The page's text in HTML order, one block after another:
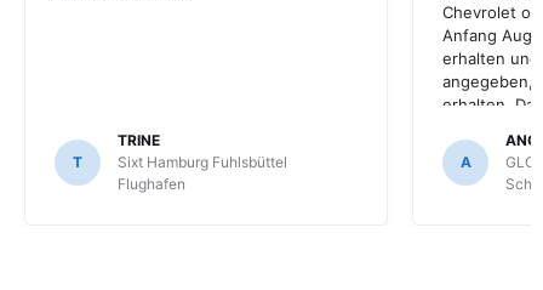
T
TRINE
Sixt Hamburg Fuhlsbüttel
Flughafen
Chevrolet
Anfang
erhalten
angegeben,
erhalten.
optimal,
Schönefeld
A